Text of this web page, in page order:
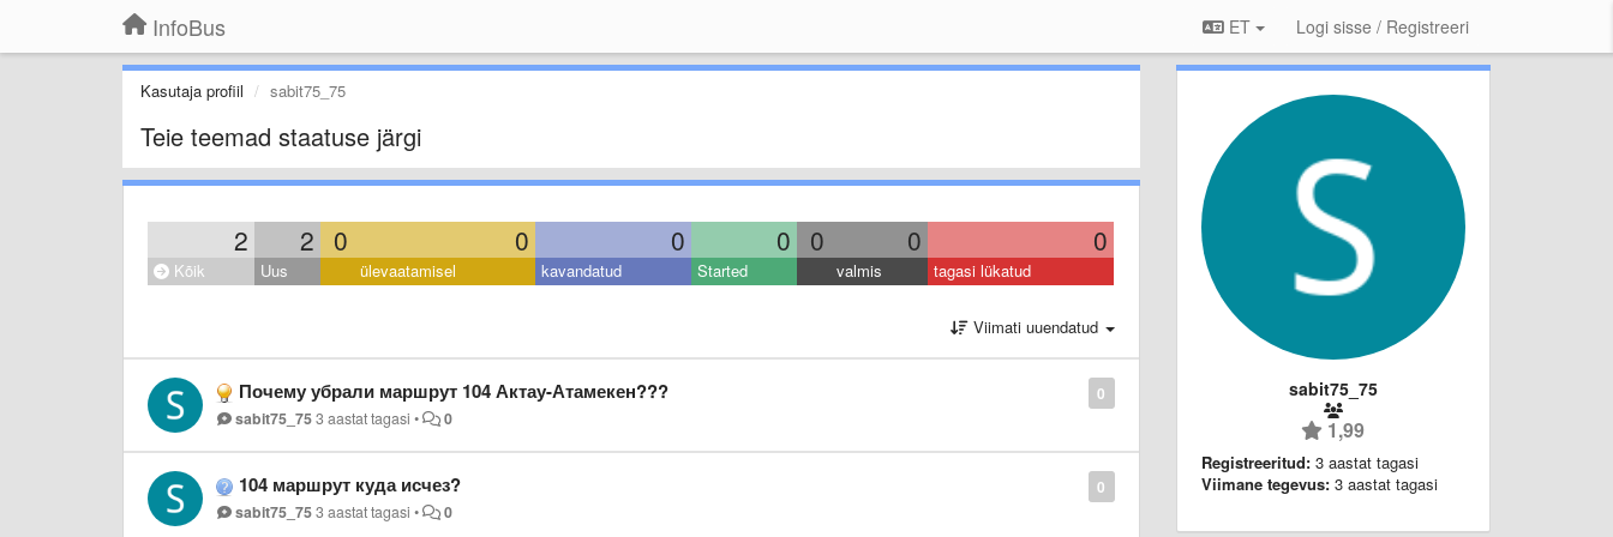
InfoBus ET Logi sisse / Registreeri
Kasutaja profiil sabit75_75
Teie teemad staatuse järgi
2 2 0 0 0 0 0 0 0
Kõik Uus ülevaatamisel kavandatud Started valmis tagasi lükatud
Viimati uuendatud
0
Почему убрали маршрут 104 Актау-Атамекен???
sabit75_753 aastat tagasi • 0
0
104 маршрут куда исчез?
sabit75_753 aastat tagasi • 0
sabit75_75
1,99
Registreeritud: 3 aastat tagasi
Viimane tegevus: 3 aastat tagasi